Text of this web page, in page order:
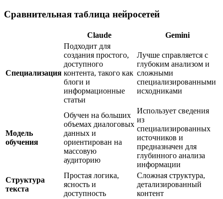
Сравнительная таблица нейросетей
Claude Gemini
Специализация
Подходит для
создания простого,
доступного
контента, такого как
блоги и
информационные
статьи
Лучше справляется с
глубоким анализом и
сложными
специализированными
исходниками
Модель
обучения
Обучен на больших
объемах диалоговых
данных и
ориентирован на
массовую
аудиторию
Использует сведения
из
специализированных
источников и
предназначен для
глубинного анализа
информации
Структура
текста
Простая логика,
ясность и
доступность
Сложная структура,
детализированный
контент